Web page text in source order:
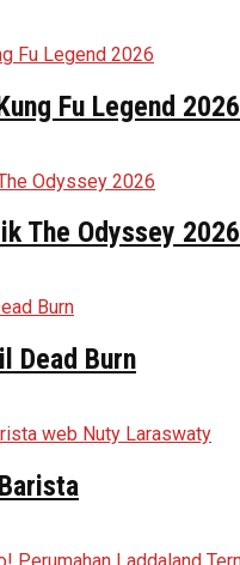
Fu Legend 2026
The Odyssey 2026
Dead Burn